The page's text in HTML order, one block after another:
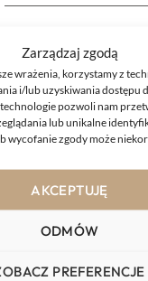
Zarządzaj zgodą
wrażenia, korzystamy z
i/lub uzyskiwania dostępu
pozwoli nam
lub unikalne
wycofanie zgody może
AKCEPTUJĘ
ODMÓW
PREFERENCJE